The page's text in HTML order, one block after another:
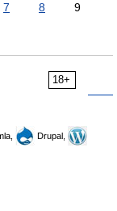
7 8
9
18+
Drupal,